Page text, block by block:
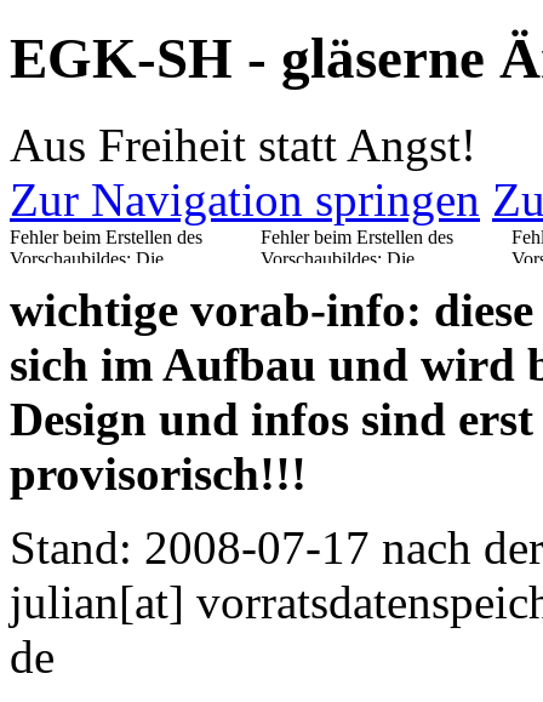
EGK-SH - gläserne
Aus Freiheit statt Angst!
Zur Navigation springen
Fehler beim Erstellen des
Vorschaubildes: Die
vorgesehenen Ort gespeichert
werden
Fehler beim Erstellen des
Vorschaubildes: Die
vorgesehenen Ort gespeichert
werden
wichtige vorab-info:
sich im Aufbau und wird
Design und infos sind
provisorisch!!!
Stand: 2008-07-17 nach
julian[at]
de